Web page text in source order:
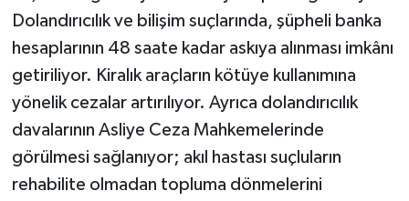
Dolandırıcılık ve bilişim suçlarında, şüpheli banka
hesaplarının 48 saate kadar askıya alınması imkânı
getiriliyor. Kiralık araçların kötüye kullanımına
yönelik cezalar artırılıyor. Ayrıca dolandırıcılık
davalarının Asliye Ceza Mahkemelerinde
görülmesi sağlanıyor; akıl hastası suçluların
rehabilite olmadan topluma dönmelerini